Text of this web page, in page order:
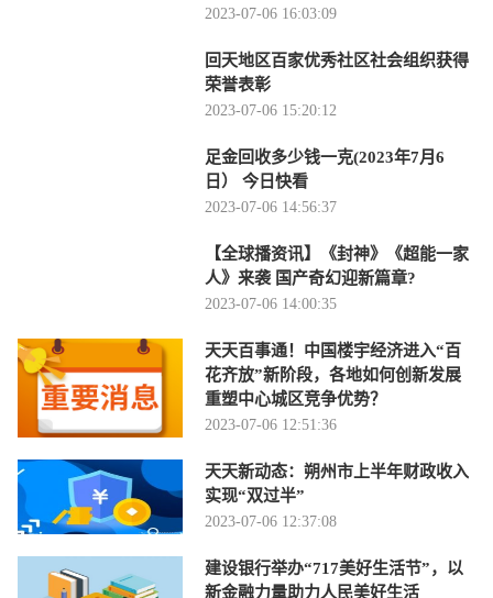
2023-07-06 16:03:09
回天地区百家优秀社区社会组织获得
荣誉表彰
2023-07-06 15:20:12
足金回收多少钱一克(2023年7月6
日） 今日快看
2023-07-06 14:56:37
【全球播资讯】《封神》《超能一家
人》来袭 国产奇幻迎新篇章?
2023-07-06 14:00:35
天天百事通！中国楼宇经济进入“百
花齐放”新阶段，各地如何创新发展
重塑中心城区竞争优势？
2023-07-06 12:51:36
天天新动态：朔州市上半年财政收入
实现“双过半”
2023-07-06 12:37:08
建设银行举办“717美好生活节”，以
新金融力量助力人民美好生活